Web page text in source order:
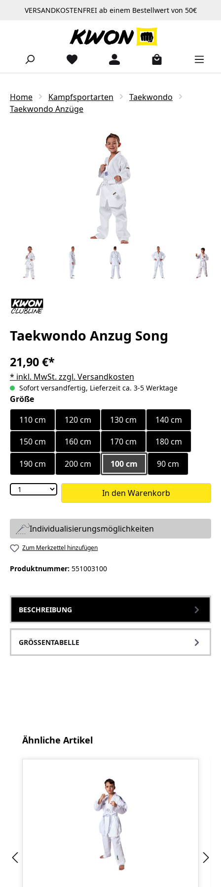
Zum Hauptinhalt springen
VERSANDKOSTENFREI ab einem Bestellwert von 50€
Home Kampfsportarten
Taekwondo
Taekwondo Anzüge
Taekwondo Anzug Song
21,90 €*
* inkl. MwSt. zzgl. Versandkosten
Sofort versandfertig, Lieferzeit ca. 3-5 Werktage
Größeauswählen
110 cm
120 cm 130 cm
140 cm
150 cm
160 cm 170 cm 180 cm
190 cm 200 cm 100 cm 90 cm
In den Warenkorb
Individualisierungsmöglichkeiten
Zum Merkzettel hinzufügen
Produktnummer: 551003100
BESCHREIBUNG
GRÖSSENTABELLE
Produktgalerie überspringen
Ähnliche Artikel